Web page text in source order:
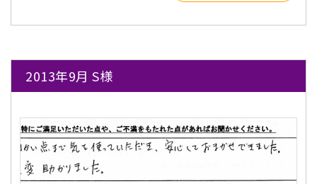
2013年9月 S様